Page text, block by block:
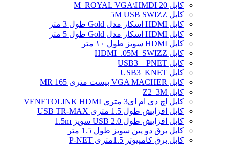
کابل 20 M_ROYAL VGA\HMDI
کابل 5M USB SWIZZ
کابل HDMI اسکار مدل Gold طول 3 متر
کابل HDMI اسکار مدل Gold طول 5 متر
کابل HDMI سویز طول ۱۰ متر
کابل HDMI_.05M_SWIZZ
کابل USB3 _ PNET
کابل USB3_KNET
کابل VGA MACHER بیست متری MR 165
کابل Z2_3M
کابل اچ دی ام ای3 متری VENETOLINK HDMI
کابل افزایش طول 1.5 متری USB TR-MAX
کابل افزایش طول USB 2.0 سویز 1.5m
کابل برق دو پین سویز طول 1.5 متر
کابل برق کامپیوتر 1.5ﻣﺘﺮی P-NET